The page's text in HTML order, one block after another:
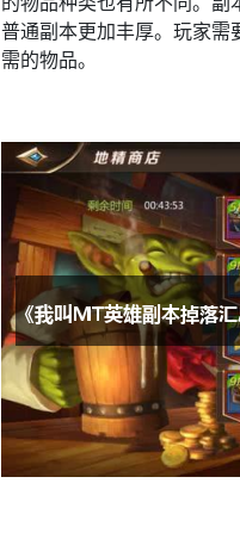
普通副本更加丰厚。玩家需
需的物品。